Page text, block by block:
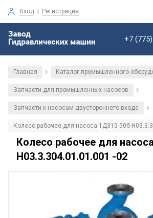
Вход | Регистрация
+7
Главная / Каталог промышленного
Запчасти для промышленных насосов /
Запчасти к насосам двустороннего входа /
Колесо рабочее для насоса 1Д315-50б
Колесо рабочее для
Н03.3.304.01.01.001 -02